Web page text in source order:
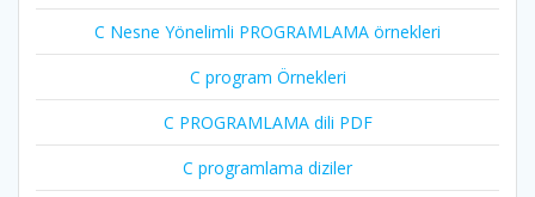
C Nesne Yönelimli PROGRAMLAMA örnekleri
C program Örnekleri
C PROGRAMLAMA dili PDF
C programlama diziler